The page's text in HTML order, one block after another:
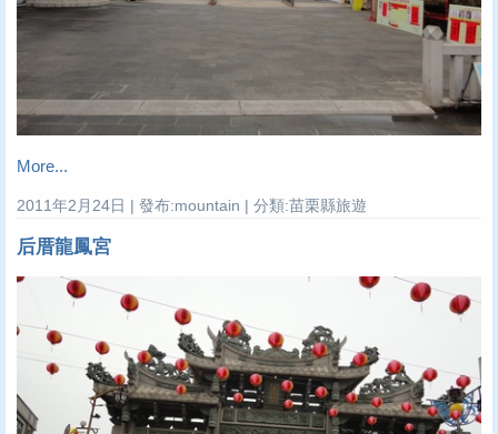
More...
2011年2月24日 | 發布:mountain | 分類:苗栗縣旅遊
后厝龍鳳宮